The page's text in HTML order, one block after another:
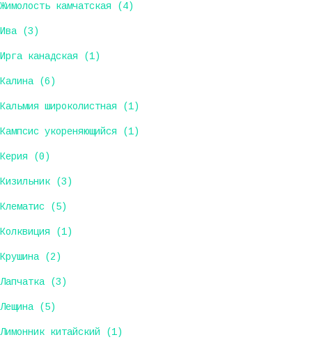
Жимолость камчатская (4)
Ива (3)
Ирга канадская (1)
Калина (6)
Кальмия широколистная (1)
Кампсис укореняющийся (1)
Керия (0)
Кизильник (3)
Клематис (5)
Колквиция (1)
Крушина (2)
Лапчатка (3)
Лещина (5)
Лимонник китайский (1)